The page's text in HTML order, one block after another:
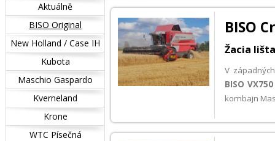
BISO
Žacia
V
BISO
kombajn
Aktuálně
BISO Original
New Holland / Case IH
Kubota
Maschio Gaspardo
Kverneland
Krone
WTC Písečná